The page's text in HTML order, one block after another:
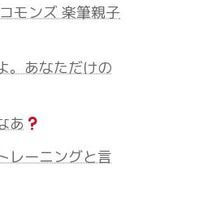
モンズ 楽筆親子
。あなただけの
あ
レーニングと言